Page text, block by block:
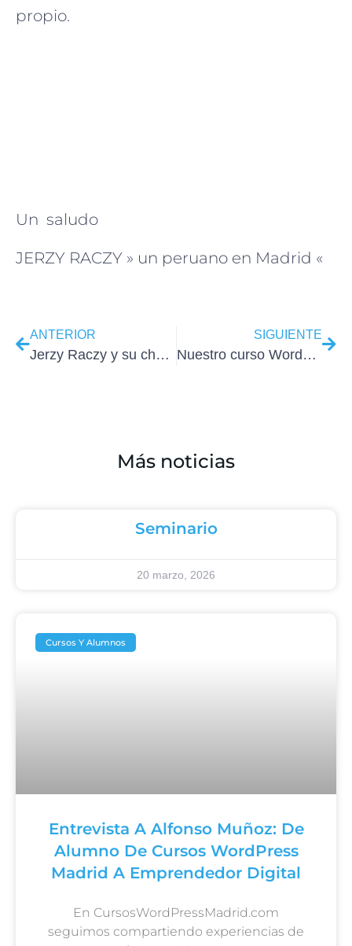
propio.
Un saludo
JERZY RACZY » un peruano en Madrid «
ANTERIOR
Jerzy Raczy y su charla Be Responsive para Colombia
SIGUIENTE
Nuestro curso WordPress de octubre 2022
Más noticias
Seminario
20 marzo, 2026
Cursos Y Alumnos
Entrevista A Alfonso Muñoz: De
Alumno De Cursos WordPress
Madrid A Emprendedor Digital
En CursosWordPressMadrid.com
seguimos compartiendo experiencias de